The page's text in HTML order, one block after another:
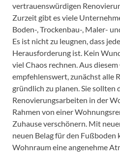
vertrauenswürdigen
Zurzeit gibt es viele
Boden-, Trockenbau-, Maler-
Es ist nicht zu leugnen, dass
Herausforderung ist. Kein
viel Chaos rechnen. Aus
empfehlenswert, zunächst alle
gründlich zu planen. Sie sollten
Renovierungsarbeiten in der
Rahmen von einer
Zuhause verschönern. Mit
neuen Belag für den Fußboden
Wohnraum eine angenehme